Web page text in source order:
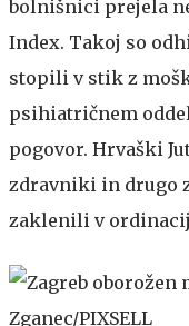
bolnišnici prejela
Index. Takoj so
stopili v stik z
psihiatričnem
pogovor. Hrvaški
zdravniki in drugo
zaklenili v